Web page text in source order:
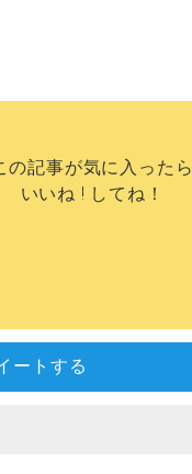
の記事が気に入ったら
いいね ! してね！
ートする